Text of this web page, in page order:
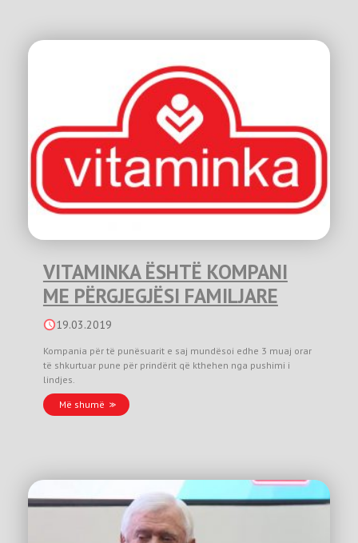
VITAMINKA ËSHTË KOMPANI
ME PËRGJEGJËSI FAMILJARE
19.03.2019
Kompania për të punësuarit e saj mundësoi edhe 3 muaj orar
të shkurtuar pune për prindërit që kthehen nga pushimi i
lindjes.
Më shumë